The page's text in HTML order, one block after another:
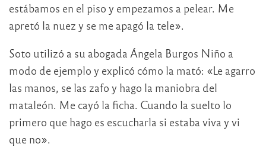
estábamos en el piso y empezamos a pelear. Me
apretó la nuez y se me apagó la tele».
Soto utilizó a su abogada Ángela Burgos Niño a
modo de ejemplo y explicó cómo la mató: «Le agarro
las manos, se las zafo y hago la maniobra del
mataleón. Me cayó la ficha. Cuando la suelto lo
primero que hago es escucharla si estaba viva y vi
que no».